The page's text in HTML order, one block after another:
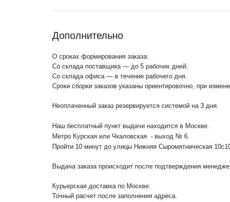
Дополнительно
О сроках формирования заказа:
Со склада поставщика — до 5 рабочих дней.
Со склада офиса — в течение рабочего дня.
Сроки сборки заказов указаны ориентировочно, при
Неоплаченный заказ резервируется системой на 3 дня.
Наш бесплатный пункт выдачи находится в Москве.
Метро Курская или Чкаловская - выход № 6.
Пройти 10 минут до улицы Нижняя Сыромятническая
Выдача заказа происходит после подтверждения
Курьерская доставка по Москве:
Точный расчет после заполнения адреса.